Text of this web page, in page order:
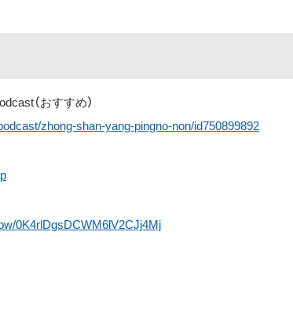
（おすすめ）
zhong-shan-yang-pingno-non/id750899892
0K4rlDgsDCWM6lV2CJj4Mj